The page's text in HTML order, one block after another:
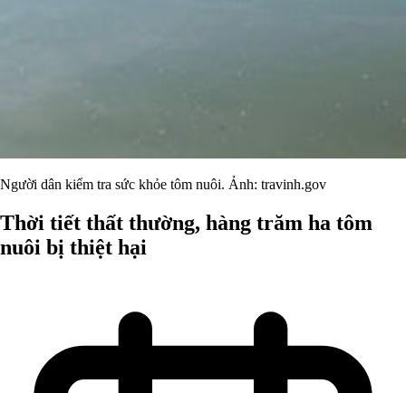
Người dân kiểm tra sức khỏe tôm nuôi. Ảnh: travinh.gov
Thời tiết thất thường, hàng trăm ha tôm
nuôi bị thiệt hại